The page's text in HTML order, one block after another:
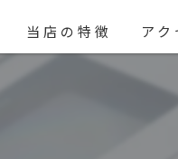
当店の特徴 アク